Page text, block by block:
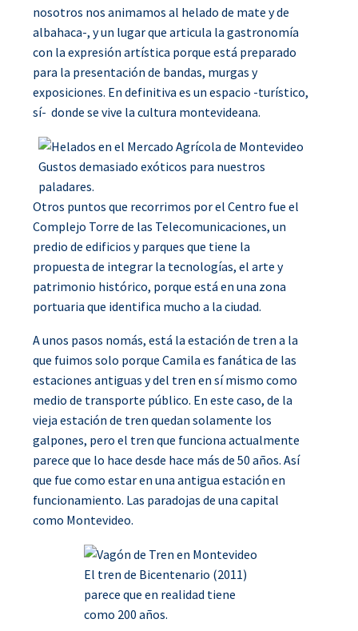
nosotros nos animamos al helado de mate y de
albahaca-, y un lugar que articula la gastronomía
con la expresión artística porque está preparado
para la presentación de bandas, murgas y
exposiciones. En definitiva es un espacio -turístico,
sí- donde se vive la cultura montevideana.
Gustos demasiado exóticos para nuestros
paladares.
Otros puntos que recorrimos por el Centro fue el
Complejo Torre de las Telecomunicaciones, un
predio de edificios y parques que tiene la
propuesta de integrar la tecnologías, el arte y
patrimonio histórico, porque está en una zona
portuaria que identifica mucho a la ciudad.
A unos pasos nomás, está la estación de tren a la
que fuimos solo porque Camila es fanática de las
estaciones antiguas y del tren en sí mismo como
medio de transporte público. En este caso, de la
vieja estación de tren quedan solamente los
galpones, pero el tren que funciona actualmente
parece que lo hace desde hace más de 50 años. Así
que fue como estar en una antigua estación en
funcionamiento. Las paradojas de una capital
como Montevideo.
El tren de Bicentenario (2011)
parece que en realidad tiene
como 200 años.